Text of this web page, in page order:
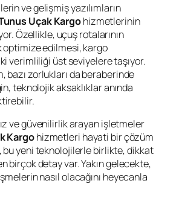
ve gelişmiş yazılımların
Uçak Kargohizmetlerinin
Özellikle, uçuş rotalarının
edilmesi, kargo
verimliliği üst seviyelere taşıyor.
bazı zorlukları da beraberinde
teknolojik aksaklıklar anında
ve güvenilirlik arayan işletmeler
Kargohizmetleri hayati bir çözüm
bu yeni teknolojilerle birlikte, dikkat
birçok detay var. Yakın gelecekte,
nasıl olacağını heyecanla